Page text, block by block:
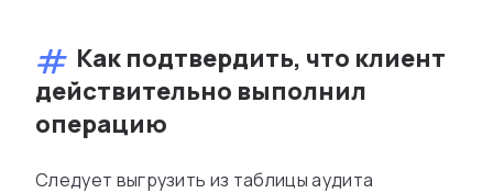
Как подтвердить, что клиент
действительно выполнил
операцию
Следует выгрузить из таблицы аудита